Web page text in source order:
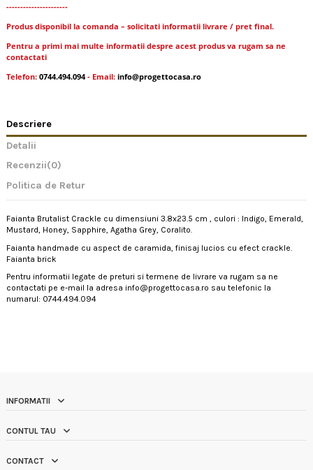
----------------------
Produs disponibil la comanda – solicitati informatii livrare / pret final.
Pentru a primi mai multe informatii despre acest produs va rugam sa ne
contactati
Telefon: 0744.494.094- Email: info@progettocasa.ro
Descriere
Detalii
Recenzii(0)
Politica de Retur
Faianta Brutalist Crackle cu dimensiuni 3.8x23.5 cm , culori : Indigo, Emerald,
Mustard, Honey, Sapphire, Agatha Grey, Coralito.
Faianta handmade cu aspect de caramida, finisaj lucios cu efect crackle.
Faianta brick
Pentru informatii legate de preturi si termene de livrare va rugam sa ne
contactati pe e-mail la adresa info@progettocasa.ro sau telefonic la
numarul: 0744.494.094
INFORMATII
CONTUL TAU
CONTACT